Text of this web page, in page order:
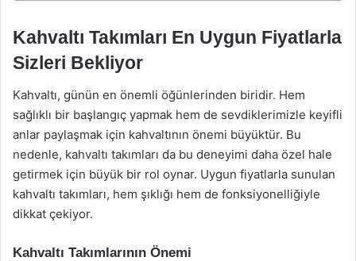
Kahvaltı Takımları En Uygun Fiyatlarla
Sizleri Bekliyor
Kahvaltı, günün en önemli öğünlerinden biridir. Hem
sağlıklı bir başlangıç yapmak hem de sevdiklerimizle keyifli
anlar paylaşmak için kahvaltının önemi büyüktür. Bu
nedenle, kahvaltı takımları da bu deneyimi daha özel hale
getirmek için büyük bir rol oynar. Uygun fiyatlarla sunulan
kahvaltı takımları, hem şıklığı hem de fonksiyonelliğiyle
dikkat çekiyor.
Kahvaltı Takımlarının Önemi